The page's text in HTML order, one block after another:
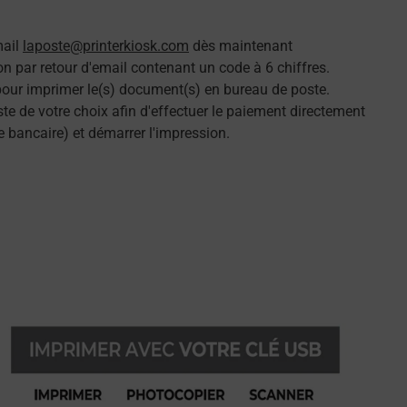
laposte@printerkiosk.com dès maintenant
par retour d'email contenant un code à 6 chiffres.
imprimer le(s) document(s) en bureau de poste.
de votre choix afin d'effectuer le paiement directement
bancaire) et démarrer l'impression.